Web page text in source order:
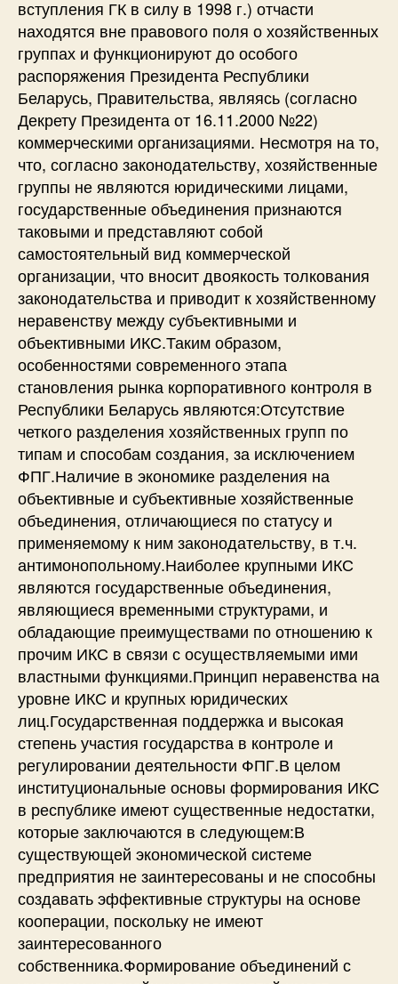
вступления ГК в силу в 1998 г.) отчасти
находятся вне правового поля о хозяйственных
группах и функционируют до особого
распоряжения Президента Республики
Беларусь, Правительства, являясь (согласно
Декрету Президента от 16.11.2000 №22)
коммерческими организациями. Несмотря на то,
что, согласно законодательству, хозяйственные
группы не являются юридическими лицами,
государственные объединения признаются
таковыми и представляют собой
самостоятельный вид коммерческой
организации, что вносит двоякость толкования
законодательства и приводит к хозяйственному
неравенству между субъективными и
объективными ИКС.Таким образом,
особенностями современного этапа
становления рынка корпоративного контроля в
Республики Беларусь являются:Отсутствие
четкого разделения хозяйственных групп по
типам и способам создания, за исключением
ФПГ.Наличие в экономике разделения на
объективные и субъективные хозяйственные
объединения, отличающиеся по статусу и
применяемому к ним законодательству, в т.ч.
антимонопольному.Наиболее крупными ИКС
являются государственные объединения,
являющиеся временными структурами, и
обладающие преимуществами по отношению к
прочим ИКС в связи с осуществляемыми ими
властными функциями.Принцип неравенства на
уровне ИКС и крупных юридических
лиц.Государственная поддержка и высокая
степень участия государства в контроле и
регулировании деятельности ФПГ.В целом
институциональные основы формирования ИКС
в республике имеют существенные недостатки,
которые заключаются в следующем:В
существующей экономической системе
предприятия не заинтересованы и не способны
создавать эффективные структуры на основе
кооперации, поскольку не имеют
заинтересованного
собственника.Формирование объединений с